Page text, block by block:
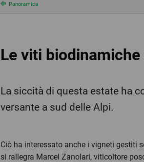
Panoramica
Le viti
La siccità di questa estate ha
versante a sud delle Alpi.
Ciò ha interessato anche i vigneti gestiti
si rallegra Marcel Zanolari, viticoltore